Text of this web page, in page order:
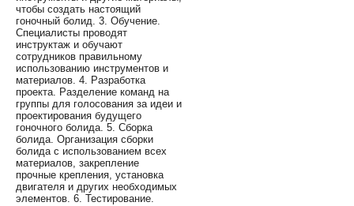
чтобы создать настоящий
гоночный болид. 3. Обучение.
Специалисты проводят
инструктаж и обучают
сотрудников правильному
использованию инструментов и
материалов. 4. Разработка
проекта. Разделение команд на
группы для голосования за идеи и
проектирования будущего
гоночного болида. 5. Сборка
болида. Организация сборки
болида с использованием всех
материалов, закрепление
прочные крепления, установка
двигателя и других необходимых
элементов. 6. Тестирование.